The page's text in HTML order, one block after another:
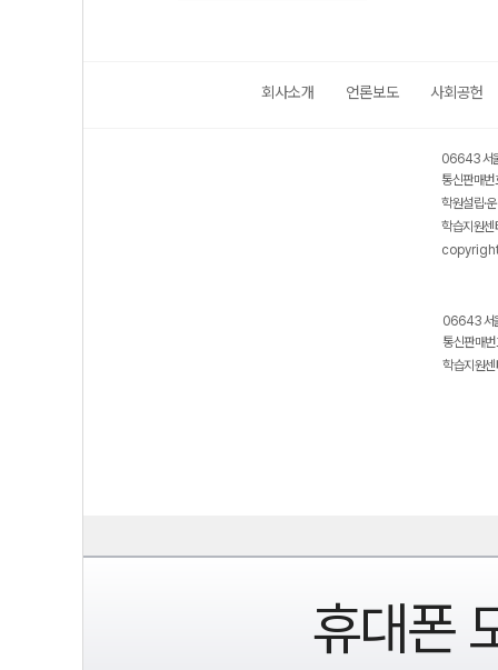
회사소개 언론보도 사회공헌
06643 서
통신판매
학원설립·
학습지원
06643 서
통신판매
학습지원
휴대폰